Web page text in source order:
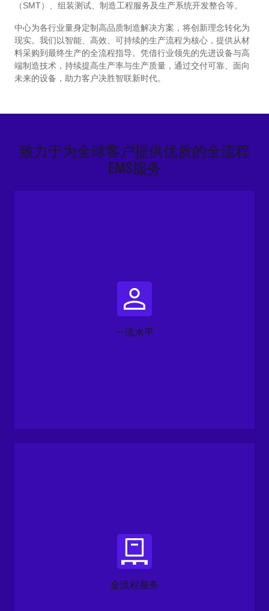
（SMT）、组装测试、制造工程服务及生产系统开发整合等。
中心为各行业量身定制高品质制造解决方案，将创新理念转化为
现实。我们以智能、高效、可持续的生产流程为核心，提供从材
料采购到最终生产的全流程指导。凭借行业领先的先进设备与高
端制造技术，持续提高生产率与生产质量，通过交付可靠、面向
未来的设备，助力客户决胜智联新时代。
致力于为全球客户提供优质的全流程
EMS服务
一流水平
全流程服务